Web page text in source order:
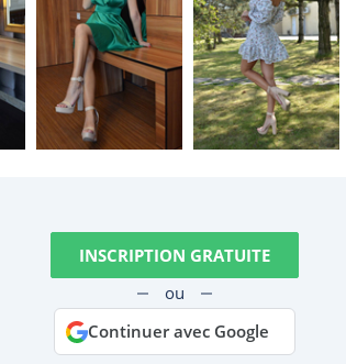
INSCRIPTION GRATUITE
ou
Continuer avec Google